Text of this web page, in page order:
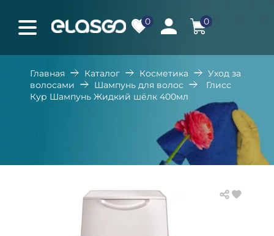
0 0
Главная Каталог Косметика
Уход за
волосами
Шампунь для волос
Глисс
Кур Шампунь Жидкий шёлк 400мл